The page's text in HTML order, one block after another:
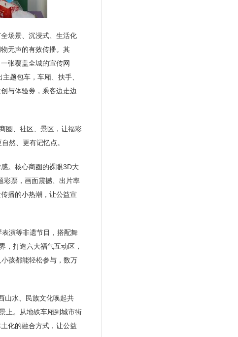
场景、沉浸式、生活化
无声的有效传播。其
张覆盖全城的宣传网
题包车，车厢、扶手、
与体验券，乘客边走边
圈、社区、景区，让福彩
然、更有记忆点。
。核心商圈的裸眼3D大
彩票，画面震撼、出片率
播的小热潮，让公益宣
演等非遗节目，搭配舞
，打造六大福气互动区，
孩都能轻松参与，数万
水、民族文化唤起共
上。从地铁车厢到城市街
化的融合方式，让公益